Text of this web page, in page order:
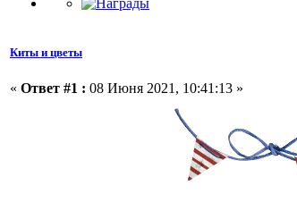
Киты и цветы
« Ответ #1 : 08 Июня 2021, 10:41:13 »